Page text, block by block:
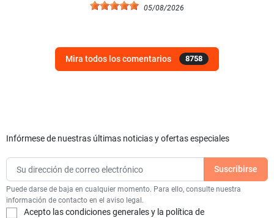
05/08/2026
Mira todos los comentarios 8758
Infórmese de nuestras últimas noticias y ofertas especiales
Puede darse de baja en cualquier momento. Para ello, consulte nuestra
información de contacto en el aviso legal.
Acepto las condiciones generales y la política de